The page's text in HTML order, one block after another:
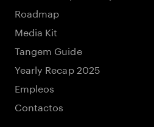
Roadmap
Media Kit
Tangem Guide
Yearly Recap 2025
Empleos
Contactos